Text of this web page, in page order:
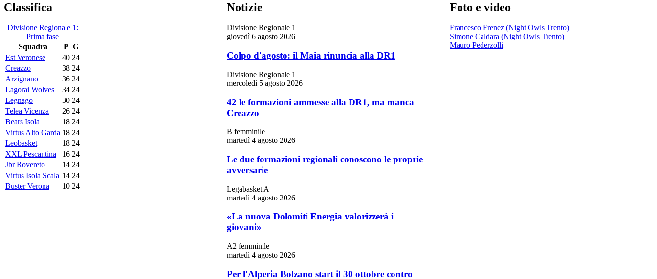
Classifica
Divisione Regionale 1:
Prima fase
Squadra
P G
Est Veronese
40 24
Creazzo
38 24
Arzignano
36 24
Lagorai Wolves
34 24
Legnago
30 24
Telea Vicenza
26 24
Bears Isola
18 24
Virtus Alto Garda 18 24
Leobasket
18 24
XXL Pescantina
16 24
Jbr Rovereto
14 24
Virtus Isola Scala 14 24
Buster Verona
10 24
Notizie
Divisione Regionale 1
giovedì 6 agosto 2026
Colpo d'agosto: il Maia rinuncia alla DR1
Divisione Regionale 1
mercoledì 5 agosto 2026
42 le formazioni ammesse alla DR1, ma manca
Creazzo
B femminile
martedì 4 agosto 2026
Le due formazioni regionali conoscono le proprie
avversarie
Legabasket A
martedì 4 agosto 2026
«La nuova Dolomiti Energia valorizzerà i
giovani»
A2 femminile
martedì 4 agosto 2026
Per l'Alperia Bolzano start il 30 ottobre contro
Foto e video
Francesco Frenez (Night Owls Trento)
Simone Caldara (Night Owls Trento)
Mauro Pederzolli